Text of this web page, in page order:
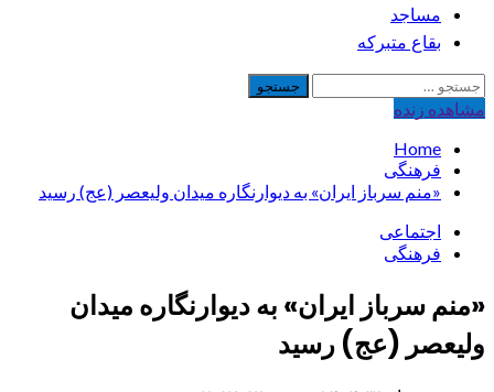
مساجد
بقاع متبرکه
جستجو
برای:
مشاهده‌ زنده
Home
فرهنگی
«منم سرباز ایران» به دیوارنگاره میدان ولیعصر (عج) رسید
اجتماعی
فرهنگی
«منم سرباز ایران» به دیوارنگاره میدان
ولیعصر (عج) رسید